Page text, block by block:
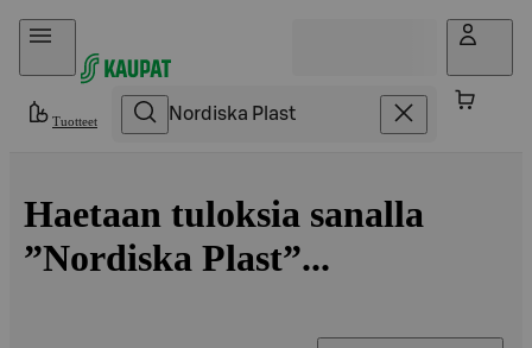
Hyppää sisältöön
Tuotteet
Haetaan tuloksia sanalla
”Nordiska Plast”...